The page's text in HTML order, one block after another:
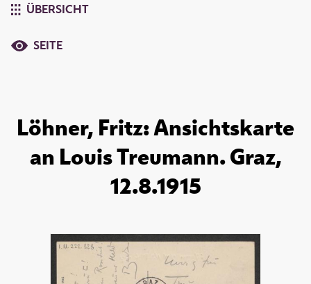
ÜBERSICHT
SEITE
Löhner, Fritz: Ansichtskarte
an Louis Treumann. Graz,
12.8.1915